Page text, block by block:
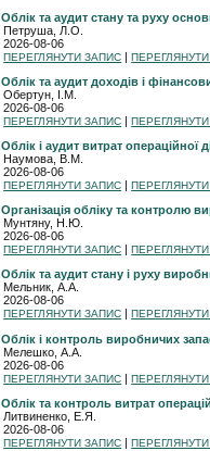
Облік та аудит стану та руху
Петруша, Л.О.
2026-08-06
ПЕРЕГЛЯНУТИ ЗАПИС |
Облік та аудит доходів і
Обертун, І.М.
2026-08-06
ПЕРЕГЛЯНУТИ ЗАПИС |
Облік і аудит витрат операційної
Наумова, В.М.
2026-08-06
ПЕРЕГЛЯНУТИ ЗАПИС |
Організація обліку та контролю
Мунтяну, Н.Ю.
2026-08-06
ПЕРЕГЛЯНУТИ ЗАПИС |
Облік та аудит стану і руху
Мельник, А.А.
2026-08-06
ПЕРЕГЛЯНУТИ ЗАПИС |ПЕРЕГЛЯНУТИ
Облік і контроль виробничих
Мелешко, А.А.
2026-08-06
ПЕРЕГЛЯНУТИ ЗАПИС |
Облік та контроль витрат
Литвиненко, Е.Я.
2026-08-06
ПЕРЕГЛЯНУТИ ЗАПИС |